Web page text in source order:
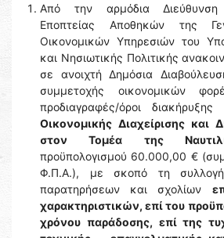
Από την αρμόδια
Εποπτείας Αποθηκών της
Οικονομικών Υπηρεσιών του
και Νησιωτικής Πολιτικής
σε ανοιχτή Δημόσια
συμμετοχής οικονομικών
προδιαγραφές/όροι
Οικονομικής Διαχείρισης και
στον Τομέα της
προϋπολογισμού 60.000,00 €
Φ.Π.Α.), με σκοπό τη συλλογή
παρατηρήσεων και σχολίων
χαρακτηριστικών, επί του
χρόνου παράδοσης, επί της